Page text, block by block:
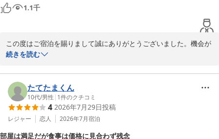
1.1千
この度はご宿泊を賜りまして誠にありがとうございました。機会が
ございましたら又お越しくださいませ。
2026-05-20
続きを読む
たてたまくん
10代/男性 | 1件のクチコミ
4 2026年7月29日投稿
レジャー 恋人 2026年7月宿泊
部屋は満足だが食事は価格に見合わず残念